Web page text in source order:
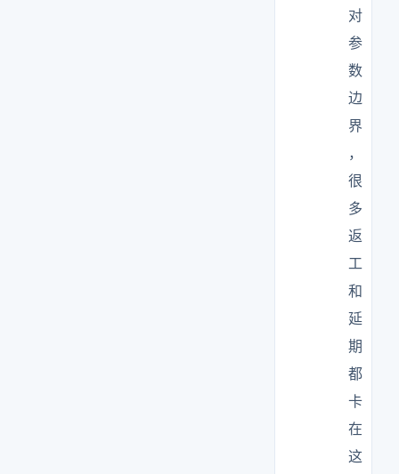
对
参
数
边
界
，
很
多
返
工
和
延
期
都
卡
在
这